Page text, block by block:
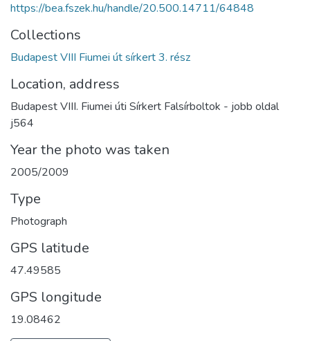
https://bea.fszek.hu/handle/20.500.14711/64848
Collections
Budapest VIII Fiumei út sírkert 3. rész
Location, address
Budapest VIII. Fiumei úti Sírkert Falsírboltok - jobb oldal
j564
Year the photo was taken
2005/2009
Type
Photograph
GPS latitude
47.49585
GPS longitude
19.08462